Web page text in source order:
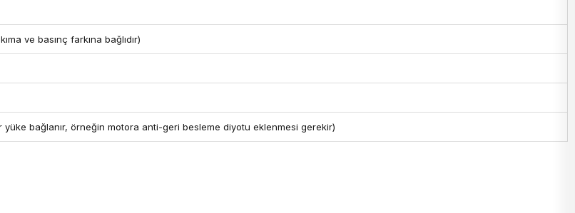
ve basınç farkına bağlıdır)
yüke bağlanır, örneğin motora anti-geri besleme diyotu eklenmesi gerekir)